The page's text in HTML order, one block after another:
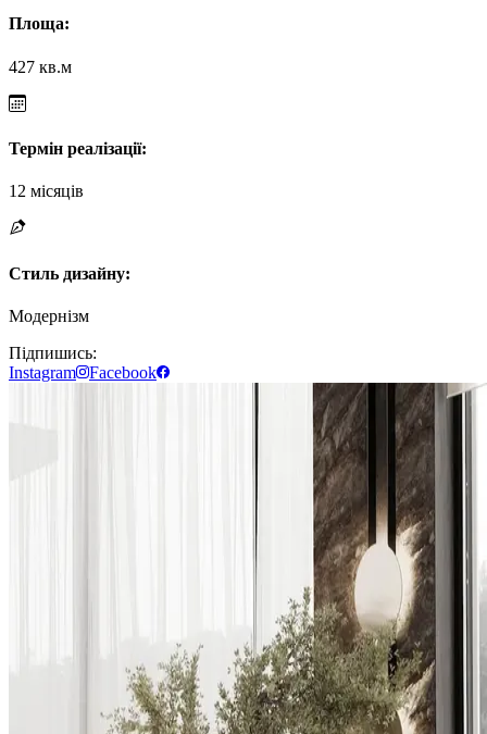
Площа:
427 кв.м
Термін реалізації:
12 місяців
Стиль дизайну:
Модернізм
Підпишись:
Instagram
Facebook